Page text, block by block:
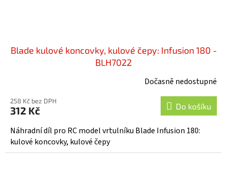
Blade kulové koncovky, kulové čepy: Infusion 180 -
BLH7022
Dočasně nedostupné
258 Kč bez DPH
312 Kč Do košíku
Náhradní díl pro RC model vrtulníku Blade Infusion 180:
kulové koncovky, kulové čepy